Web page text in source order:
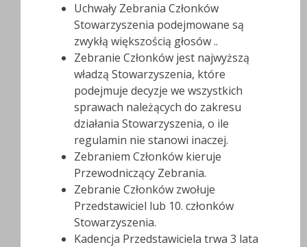
Uchwały Zebrania Członków
Stowarzyszenia podejmowane są
zwykłą większością głosów ..
Zebranie Członków jest najwyższą
władzą Stowarzyszenia, które
podejmuje decyzje we wszystkich
sprawach należących do zakresu
działania Stowarzyszenia, o ile
regulamin nie stanowi inaczej.
Zebraniem Członków kieruje
Przewodniczący Zebrania.
Zebranie Członków zwołuje
Przedstawiciel lub 10. członków
Stowarzyszenia.
Kadencja Przedstawiciela trwa 3 lata